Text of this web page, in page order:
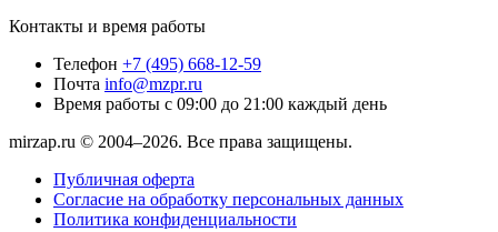
Контакты и время работы
Телефон +7 (495) 668-12-59
Почта info@mzpr.ru
Время работы с 09:00 до 21:00 каждый день
mirzap.ru © 2004–2026. Все права защищены.
Публичная оферта
Согласие на обработку персональных данных
Политика конфиденциальности